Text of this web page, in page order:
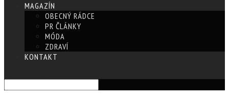
MAGAZÍN
OBECNÝ RÁDCE
PR ČLÁNKY
MÓDA
ZDRAVÍ
KONTAKT